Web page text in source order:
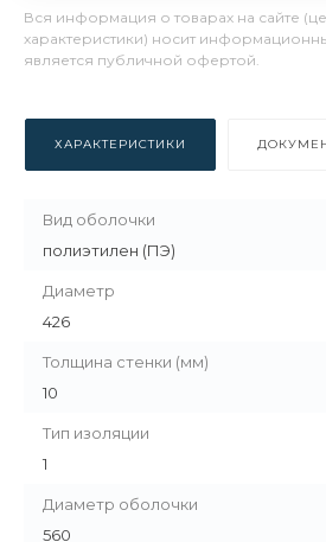
Вся информация о товарах на сайте
характеристики) носит
является публичной офертой.
ХАРАКТЕРИСТИКИ
Вид оболочки
полиэтилен (ПЭ)
Диаметр
426
Толщина стенки (мм)
10
Тип изоляции
1
Диаметр оболочки
560